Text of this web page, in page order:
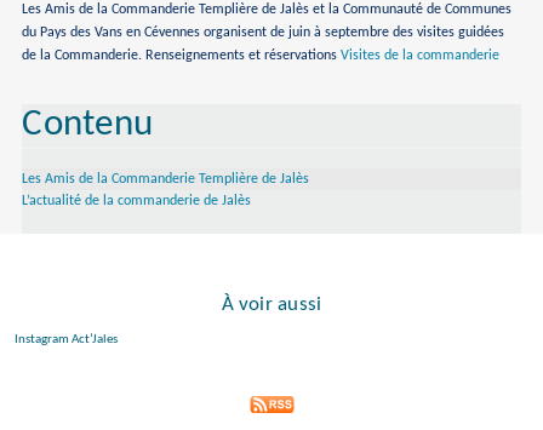
Les Amis de la Commanderie Templière de Jalès et la Communauté de Communes
du Pays des Vans en Cévennes organisent de juin à septembre des visites guidées
de la Commanderie. Renseignements et réservationsVisites de la commanderie
Contenu
Les Amis de la Commanderie Templière de Jalès
L’actualité de la commanderie de Jalès
À voir aussi
Instagram Act’Jales